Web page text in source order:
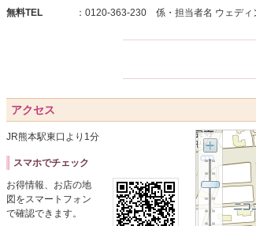
無料TEL
：0120-363-230 係・担当者名 ウェディ
アクセス
JR熊本駅東口より1分
スマホでチェック
お得情報、お店の地
図をスマートフォン
で確認できます。